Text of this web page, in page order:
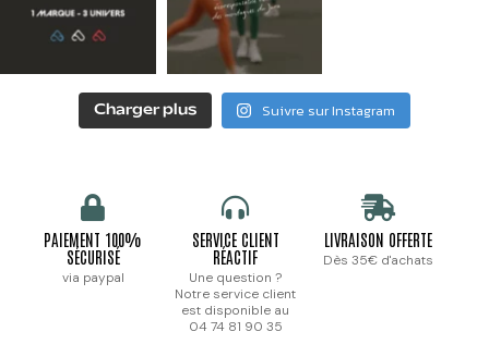
Charger plus Suivre sur Instagram
PAIEMENT 100%
SÉCURISÉ
via paypal
SERVICE CLIENT
RÉACTIF
Une question ?
Notre service client
est disponible au
04 74 81 90 35
LIVRAISON OFFERTE
Dès 35€ d'achats